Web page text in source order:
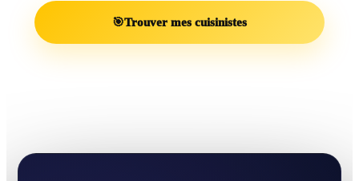
🎯Trouver mes cuisinistes